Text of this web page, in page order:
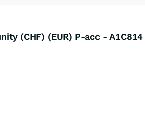
(CHF) (EUR) P-acc - A1C814